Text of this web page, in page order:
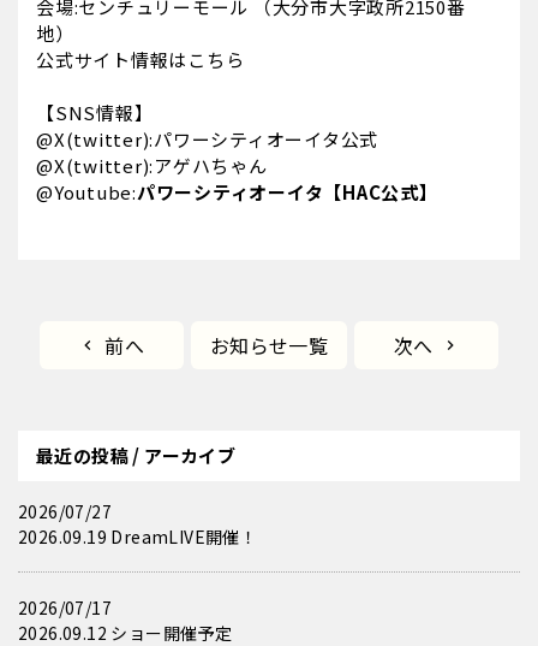
会場:センチュリーモール （大分市大字政所2150番
地）
公式サイト情報はこちら
【SNS情報】
@X(twitter):パワーシティオーイタ公式
@X(twitter):アゲハちゃん
@Youtube:パワーシティオーイタ【HAC公式】
前へ お知らせ一覧 次へ
最近の投稿 / アーカイブ
2026/07/27
2026.09.19 DreamLIVE開催！
2026/07/17
2026.09.12 ショー開催予定